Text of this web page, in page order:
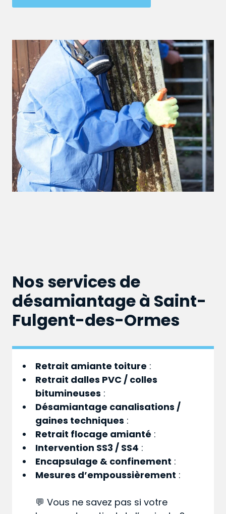
Nos services de
désamiantage à Saint-
Fulgent-des-Ormes
Retrait amiante toiture :
Retrait dalles PVC / colles
bitumineuses :
Désamiantage canalisations /
gaines techniques :
Retrait flocage amianté :
Intervention SS3 / SS4 :
Encapsulage & confinement :
Mesures d’empoussièrement :
💬 Vous ne savez pas si votre